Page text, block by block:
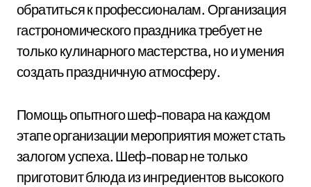
обратиться к профессионалам. Организация
гастрономического праздника требует не
только кулинарного мастерства, но и умения
создать праздничную атмосферу.
Помощь опытного шеф-повара на каждом
этапе организации мероприятия может стать
залогом успеха. Шеф-повар не только
приготовит блюда из ингредиентов высокого